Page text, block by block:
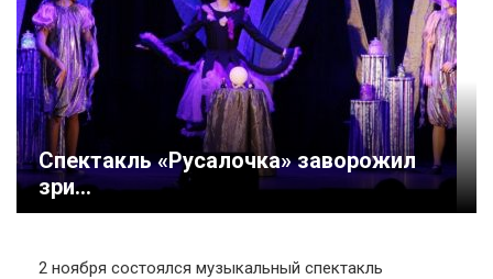
Спектакль «Русалочка» заворожил
зри...
2 ноября состоялся музыкальный спектакль